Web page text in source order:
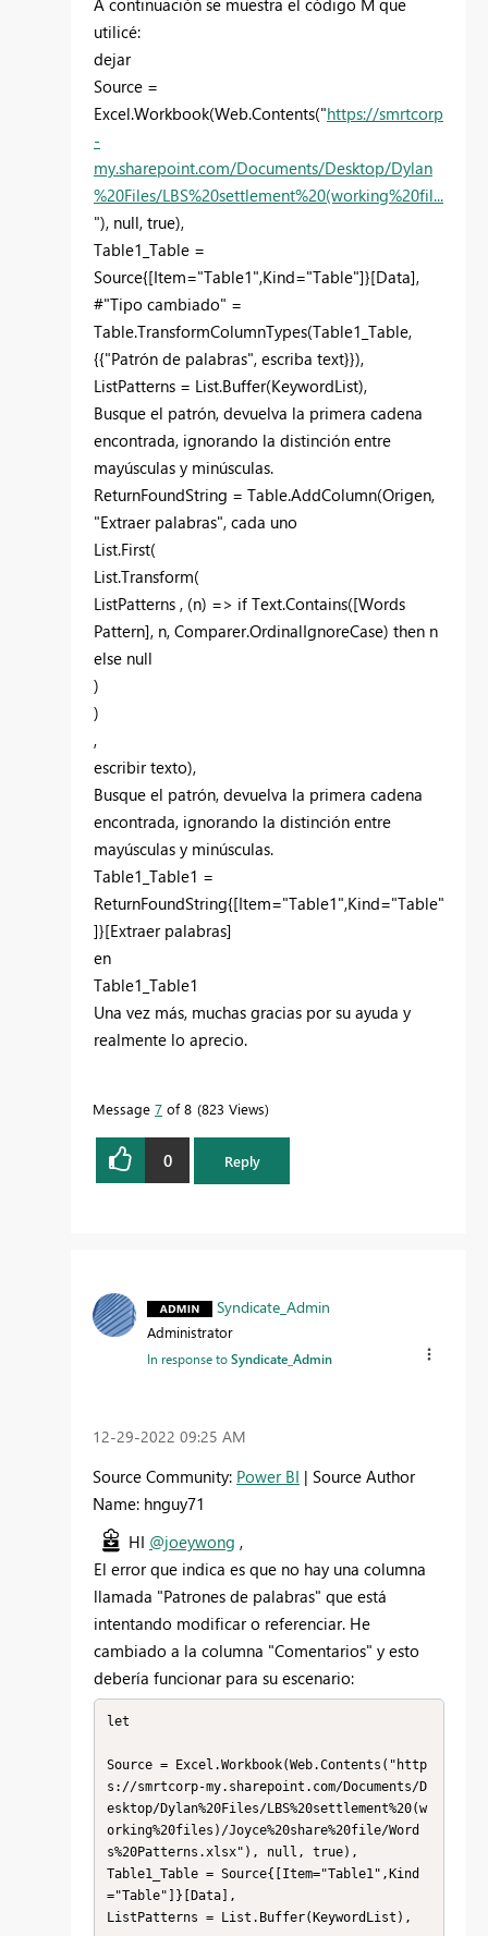
A continuación se muestra el código M que
utilicé:
dejar
Source =
Excel.Workbook(Web.Contents("https://smrtcorp
-
my.sharepoint.com/Documents/Desktop/Dylan
%20Files/LBS%20settlement%20(working%20fil...
"), null, true),
Table1_Table =
Source{[Item="Table1",Kind="Table"]}[Data],
#"Tipo cambiado" =
Table.TransformColumnTypes(Table1_Table,
{{"Patrón de palabras", escriba text}}),
ListPatterns = List.Buffer(KeywordList),
Busque el patrón, devuelva la primera cadena
encontrada, ignorando la distinción entre
mayúsculas y minúsculas.
ReturnFoundString = Table.AddColumn(Origen,
"Extraer palabras", cada uno
List.First(
List.Transform(
ListPatterns , (n) => if Text.Contains([Words
Pattern], n, Comparer.OrdinalIgnoreCase) then n
else null
)
)
,
escribir texto),
Busque el patrón, devuelva la primera cadena
encontrada, ignorando la distinción entre
mayúsculas y minúsculas.
Table1_Table1 =
ReturnFoundString{[Item="Table1",Kind="Table"
]}[Extraer palabras]
en
Table1_Table1
Una vez más, muchas gracias por su ayuda y
realmente lo aprecio.
Message 7 of 8 823 Views
0 Reply
Syndicate_Admin
Administrator
In response toSyndicate_Admin
‎12-29-2022 09:25 AM
Source Community: Power BI | Source Author
Name: hnguy71
HI @joeywong ,
El error que indica es que no hay una columna
llamada "Patrones de palabras" que está
intentando modificar o referenciar. He
cambiado a la columna "Comentarios" y esto
debería funcionar para su escenario:
let
Source = Excel.Workbook(Web.Contents("http
s://smrtcorp-my.sharepoint.com/Documents/D
esktop/Dylan%20Files/LBS%20settlement%20(w
orking%20files)/Joyce%20share%20file/Word
s%20Patterns.xlsx"), null, true),
Table1_Table = Source{[Item="Table1",Kind
="Table"]}[Data],
ListPatterns = List.Buffer(KeywordList),